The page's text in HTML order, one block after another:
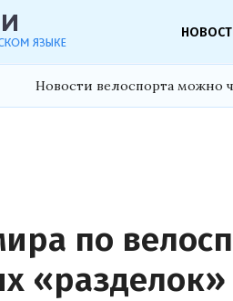
Новости велоспорта можно
по
«разделок»